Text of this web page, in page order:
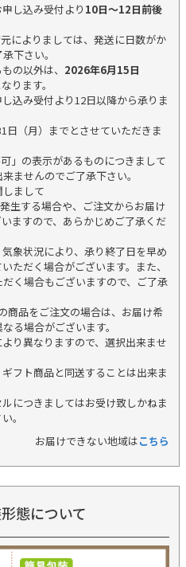
し込み受付より 10日～12日前後
によりましては、発送に日数がか
下さい。
の以外は、 2026年6月15日
ります。
込み受付より12日以降から承りま
（月）までとさせていただきま
」の表示があるものにつきまして
ませんのでご了承下さい。
まして
生する場合や、ご注文からお届け
ますので、あらかじめご了承くだ
象状況により、承り終了日を早め
ただく場合がございます。また、
く場合もございますので、ご了承
商品をご注文の場合は、お届け希
る場合がございます。
り異なりますので、選択出来ませ
フト商品と同送することは出来ま
につきましてはお受け致しかねま
。
お届けできない地域はこちら
態について